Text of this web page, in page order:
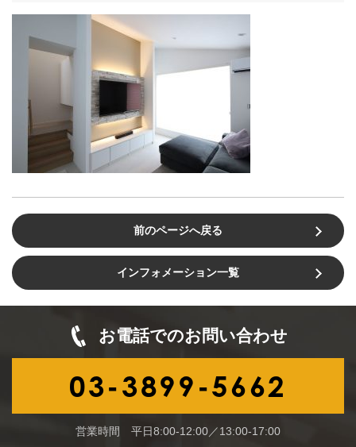
前のページへ戻る
インフォメーション一覧
お電話でのお問い合わせ
03-3899-5662
営業時間 平日8:00-12:00／13:00-17:00